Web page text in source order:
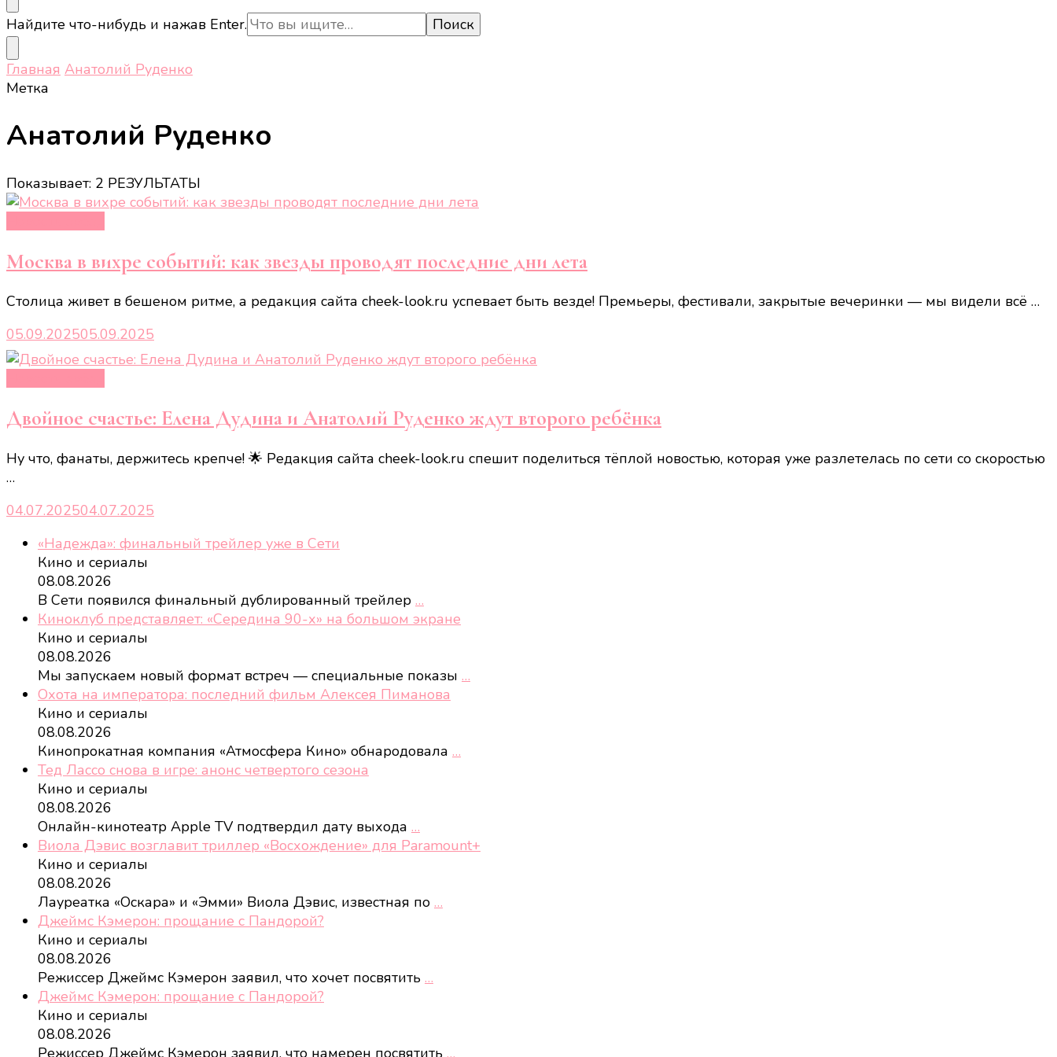
Ищите
что-
то?
Найдите что-нибудь и нажав Enter.
Главная Анатолий Руденко
Метка
Анатолий Руденко
Показывает: 2 РЕЗУЛЬТАТЫ
Москва в вихре событий: как звезды проводят последние дни лета
Столица живет в бешеном ритме, а редакция сайта cheek-look.ru успевает быть везде! Премьеры, фестивали, закрытые вечеринки — мы видели всё …
05.09.202505.09.2025
Двойное счастье: Елена Дудина и Анатолий Руденко ждут второго ребёнка
Ну что, фанаты, держитесь крепче! 🌟 Редакция сайта cheek-look.ru спешит поделиться тёплой новостью, которая уже разлетелась по сети со скоростью
…
04.07.202504.07.2025
«Надежда»: финальный трейлер уже в Сети
Кино и сериалы
08.08.2026
В Сети появился финальный дублированный трейлер …
Киноклуб представляет: «Середина 90-х» на большом экране
Кино и сериалы
08.08.2026
Мы запускаем новый формат встреч — специальные показы …
Охота на императора: последний фильм Алексея Пиманова
Кино и сериалы
08.08.2026
Кинопрокатная компания «Атмосфера Кино» обнародовала …
Тед Лассо снова в игре: анонс четвертого сезона
Кино и сериалы
08.08.2026
Онлайн-кинотеатр Apple TV подтвердил дату выхода …
Виола Дэвис возглавит триллер «Восхождение» для Paramount+
Кино и сериалы
08.08.2026
Лауреатка «Оскара» и «Эмми» Виола Дэвис, известная по …
Джеймс Кэмерон: прощание с Пандорой?
Кино и сериалы
08.08.2026
Режиссер Джеймс Кэмерон заявил, что хочет посвятить …
Джеймс Кэмерон: прощание с Пандорой?
Кино и сериалы
08.08.2026
Режиссер Джеймс Кэмерон заявил, что намерен посвятить …